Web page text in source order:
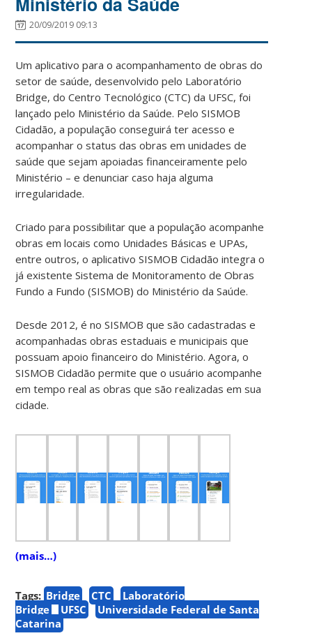
20/09/2019 09:13
Um aplicativo para o acompanhamento de obras do
setor de saúde, desenvolvido pelo Laboratório
Bridge, do Centro Tecnológico (CTC) da UFSC, foi
lançado pelo Ministério da Saúde. Pelo SISMOB
Cidadão, a população conseguirá ter acesso e
acompanhar o status das obras em unidades de
saúde que sejam apoiadas financeiramente pelo
Ministério – e denunciar caso haja alguma
irregularidade.
Criado para possibilitar que a população acompanhe
obras em locais como Unidades Básicas e UPAs,
entre outros, o aplicativo SISMOB Cidadão integra o
já existente Sistema de Monitoramento de Obras
Fundo a Fundo (SISMOB) do Ministério da Saúde.
Desde 2012, é no SISMOB que são cadastradas e
acompanhadas obras estaduais e municipais que
possuam apoio financeiro do Ministério. Agora, o
SISMOB Cidadão permite que o usuário acompanhe
em tempo real as obras que são realizadas em sua
cidade.
(mais…)
Tags: Bridge CTC
Laboratório
Bridge
UFSC
Universidade Federal de Santa
Catarina